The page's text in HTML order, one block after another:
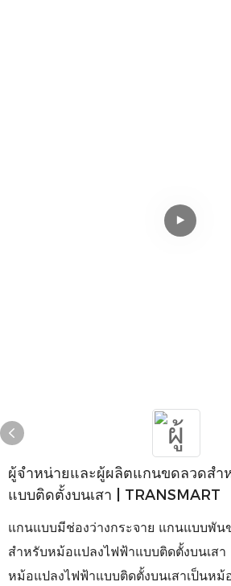
ผู้จำหน่ายและผู้ผลิตแกนขดลวดสำ
แบบติดตั้งบนเสา | TRANSMART
แกนแบบมีช่องว่างกระจาย แกนแบบพัน
สำหรับหม้อแปลงไฟฟ้าแบบติดตั้งบนเสา
หม้อแปลงไฟฟ้าแบบติดตั้งบนเสาเป็นห